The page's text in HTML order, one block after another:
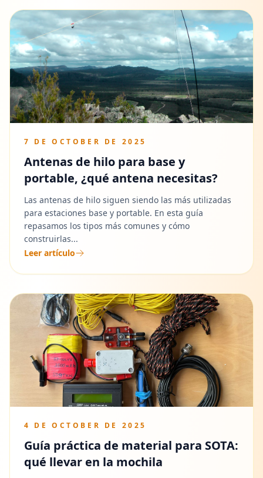
7 DE OCTOBER DE 2025
Antenas de hilo para base y
portable, ¿qué antena necesitas?
Las antenas de hilo siguen siendo las más utilizadas
para estaciones base y portable. En esta guía
repasamos los tipos más comunes y cómo
construirlas...
Leer artículo
4 DE OCTOBER DE 2025
Guía práctica de material para SOTA:
qué llevar en la mochila